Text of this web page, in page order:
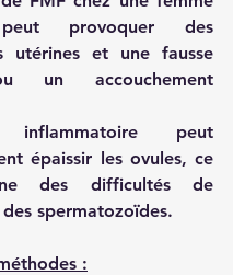
provoquer des
utérines et une fausse
un accouchement
inflammatoire peut
épaissir les ovules, ce
des difficultés de
spermatozoïdes.
: